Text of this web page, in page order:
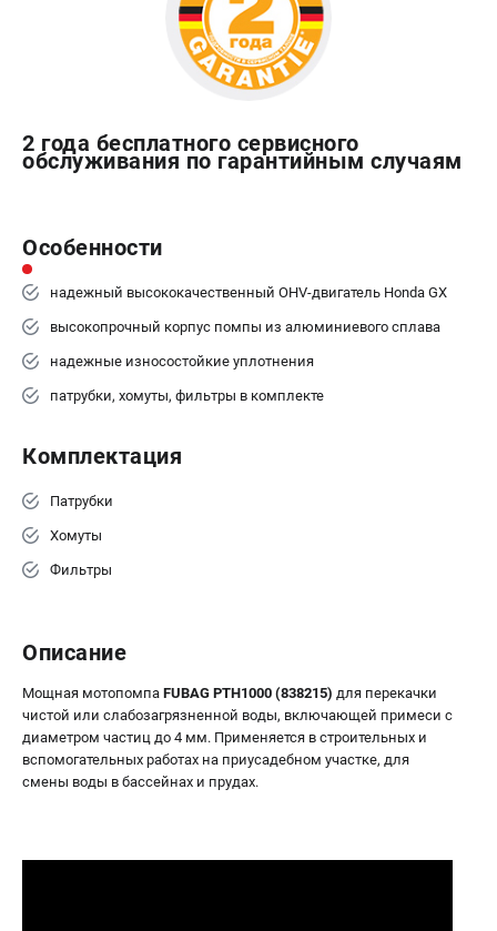
ТЕЛЕФОН (ПОМОНА)
+7 (800) 550-70-46
проспект Александровской Фермы, 29АЛ
ЗАКАЗ ЗАПЧАСТЕЙ
+7 (8112) 59-10-67
zakaz@fubagtorg.ru
2 года бесплатного сервисного
обслуживания по гарантийным случаям
Особенности
надежный высококачественный OHV-двигатель Honda GX
высокопрочный корпус помпы из алюминиевого сплава
надежные износостойкие уплотнения
патрубки, хомуты, фильтры в комплекте
Комплектация
Патрубки
Хомуты
Фильтры
Описание
Мощная мотопомпа FUBAG PTH1000 (838215) для перекачки
чистой или слабозагрязненной воды, включающей примеси с
диаметром частиц до 4 мм. Применяется в строительных и
вспомогательных работах на приусадебном участке, для
смены воды в бассейнах и прудах.